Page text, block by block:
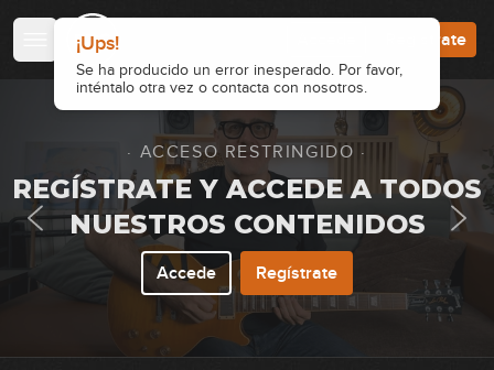
¡Ups!
Se ha producido un error inesperado. Por favor,
inténtalo otra vez o contacta con nosotros.
Regístrate
· ACCESO RESTRINGIDO ·
REGÍSTRATE Y ACCEDE A TODOS
NUESTROS CONTENIDOS
Accede Regístrate